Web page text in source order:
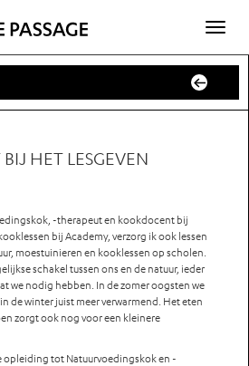
Toggle
HET LESGEVEN
-therapeut en kookdocent bij
bij Academy, verzorg ik ook lessen
moestuinieren en kooklessen op scholen.
schakel tussen ons en de natuur, ieder
we nodig hebben. In de zomer oogsten we
de winter juist meer verwarmend. Het eten
zorgt ook nog voor een kleinere
opleiding tot Natuurvoedingskok en -